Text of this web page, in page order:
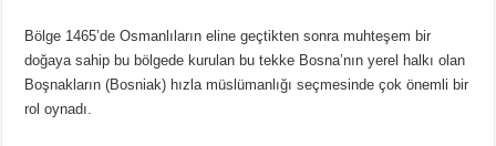
Bölge 1465’de Osmanlıların eline geçtikten sonra muhteşem bir
doğaya sahip bu bölgede kurulan bu tekke Bosna’nın yerel halkı olan
Boşnakların (Bosniak) hızla müslümanlığı seçmesinde çok önemli bir
rol oynadı.